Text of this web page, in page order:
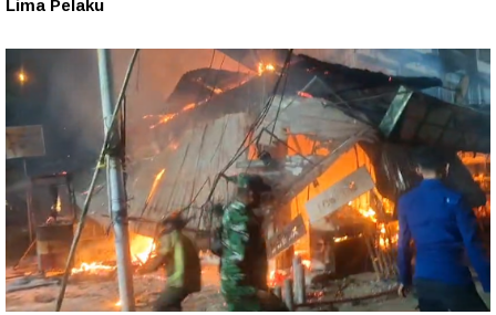
Lima Pelaku